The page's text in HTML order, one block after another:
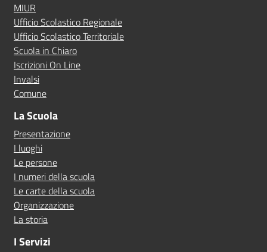
MIUR
Ufficio Scolastico Regionale
Ufficio Scolastico Territoriale
Scuola in Chiaro
Iscrizioni On Line
Invalsi
Comune
La Scuola
Presentazione
I luoghi
Le persone
I numeri della scuola
Le carte della scuola
Organizzazione
La storia
I Servizi